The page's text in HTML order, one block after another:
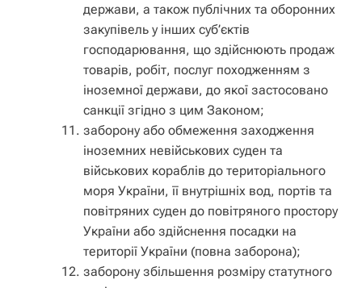
держави, а також публічних та оборонних
закупівель у інших суб’єктів
господарювання, що здійснюють продаж
товарів, робіт, послуг походженням з
іноземної держави, до якої застосовано
санкції згідно з цим Законом;
заборону або обмеження заходження
іноземних невійськових суден та
військових кораблів до територіального
моря України, її внутрішніх вод, портів та
повітряних суден до повітряного простору
України або здійснення посадки на
території України (повна заборона);
заборону збільшення розміру статутного